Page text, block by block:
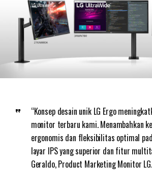
“Konsep desain unik LG Ergo
monitor terbaru kami. Menambahkan
ergonomis dan fleksibilitas optimal
layar IPS yang superior dan fitur
Geraldo, Product Marketing Monitor LG.